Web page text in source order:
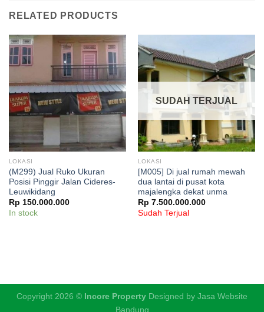
RELATED PRODUCTS
LOKASI
(M299) Jual Ruko Ukuran
Posisi Pinggir Jalan Cideres-
Leuwikidang
Rp 150.000.000
In stock
SUDAH TERJUAL
LOKASI
[M005] Di jual rumah mewah
dua lantai di pusat kota
majalengka dekat unma
Rp 7.500.000.000
Sudah Terjual
Copyright 2026 © Incore Property Designed by Jasa Website
Bandung